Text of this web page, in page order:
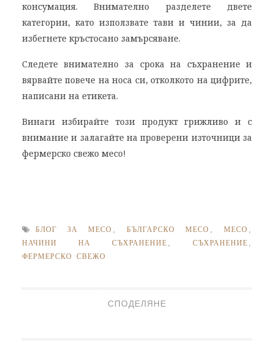
консумация. Внимателно разделете двете
категории, като използвате тави и чинии, за да
избегнете кръстосано замърсяване.
Следете внимателно за срока на съхранение и
вярвайте повече на носа си, отколкото на цифрите,
написани на етикета.
Винаги избирайте този продукт грижливо и с
внимание и залагайте на проверени източници за
фермерско свежо месо!
БЛОГ ЗА МЕСО БЪЛГАРСКО МЕСО МЕСО
НАЧИНИ НА СЪХРАНЕНИЕ ,СЪХРАНЕНИЕ
ФЕРМЕРСКО СВЕЖО
СПОДЕЛЯНЕ